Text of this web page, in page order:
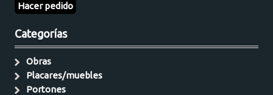
Hacer pedido
Categorías
Obras
Placares/muebles
Portones